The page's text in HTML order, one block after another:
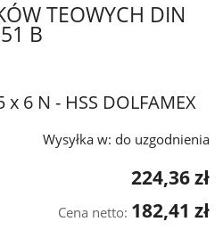
TEOWYCH DIN
B
x 6 N - HSS DOLFAMEX
Wysyłka w: do uzgodnienia
224,36 zł
Cena netto: 182,41 zł